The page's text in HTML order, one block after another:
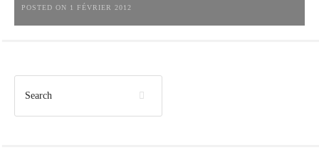
POSTED ON 1 FÉVRIER 2012